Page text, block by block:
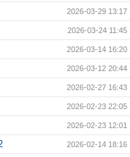
2026-03-29 13:17
2026-03-24 11:45
2026-03-14 16:20
2026-03-12 20:44
2026-02-27 16:43
2026-02-23 22:05
2026-02-23 12:01
2026-02-14 18:16